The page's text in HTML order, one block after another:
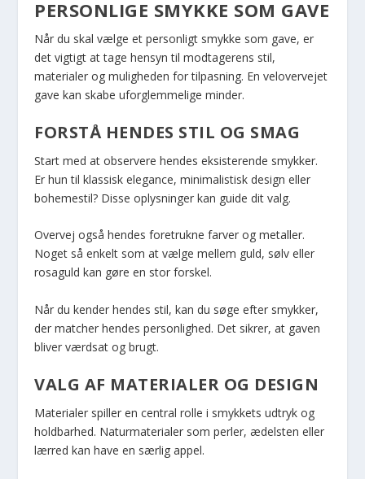
PERSONLIGE SMYKKE SOM GAVE
Når du skal vælge et personligt smykke som gave, er
det vigtigt at tage hensyn til modtagerens stil,
materialer og muligheden for tilpasning. En velovervejet
gave kan skabe uforglemmelige minder.
FORSTÅ HENDES STIL OG SMAG
Start med at observere hendes eksisterende smykker.
Er hun til klassisk elegance, minimalistisk design eller
bohemestil? Disse oplysninger kan guide dit valg.
Overvej også hendes foretrukne farver og metaller.
Noget så enkelt som at vælge mellem guld, sølv eller
rosaguld kan gøre en stor forskel.
Når du kender hendes stil, kan du søge efter smykker,
der matcher hendes personlighed. Det sikrer, at gaven
bliver værdsat og brugt.
VALG AF MATERIALER OG DESIGN
Materialer spiller en central rolle i smykkets udtryk og
holdbarhed. Naturmaterialer som perler, ædelsten eller
lærred kan have en særlig appel.